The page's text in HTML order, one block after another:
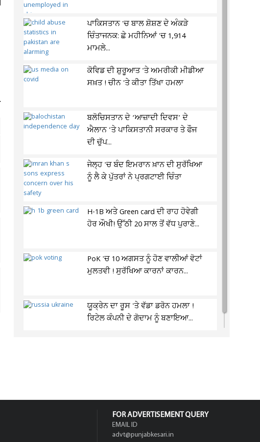
ਪਾਕਿਸਤਾਨ 'ਚ ਬਾਲ ਸ਼ੋਸ਼ਣ ਦੇ ਅੰਕੜੇ
ਚਿੰਤਾਜਨਕ: ਛੇ ਮਹੀਨਿਆਂ 'ਚ 1,914
ਮਾਮਲੇ...
ਕੋਵਿਡ ਦੀ ਸ਼ੁਰੂਆਤ 'ਤੇ ਅਮਰੀਕੀ ਮੀਡੀਆ
ਸਖ਼ਤ ! ਚੀਨ 'ਤੇ ਕੀਤਾ ਤਿੱਖਾ ਹਮਲਾ
ਬਲੋਚਿਸਤਾਨ ਦੇ ‘ਆਜ਼ਾਦੀ ਦਿਵਸ’ ਦੇ
ਐਲਾਨ ’ਤੇ ਪਾਕਿਸਤਾਨੀ ਸਰਕਾਰ ਤੇ ਫੌਜ
ਦੀ ਚੁੱਪ...
ਜੇਲ੍ਹ 'ਚ ਬੰਦ ਇਮਰਾਨ ਖ਼ਾਨ ਦੀ ਸੁਰੱਖਿਆ
ਨੂੰ ਲੈ ਕੇ ਪੁੱਤਰਾਂ ਨੇ ਪ੍ਰਗਟਾਈ ਚਿੰਤਾ
H-1B ਅਤੇ Green card ਦੀ ਰਾਹ ਹੋਵੇਗੀ
ਹੋਰ ਔਖੀ! ਉੱਠੀ 20 ਸਾਲ ਤੋਂ ਵੱਧ ਪੁਰਾਣੇ...
PoK 'ਚ 10 ਅਗਸਤ ਨੂੰ ਹੋਣ ਵਾਲੀਆਂ ਵੋਟਾਂ
ਮੁਲਤਵੀ ! ਸੁਰੱਖਿਆ ਕਾਰਨਾਂ ਕਾਰਨ...
ਯੂਕ੍ਰੇਨ ਦਾ ਰੂਸ 'ਤੇ ਵੱਡਾ ਡਰੋਨ ਹਮਲਾ !
ਰਿਟੇਲ ਕੰਪਨੀ ਦੇ ਗੋਦਾਮ ਨੂੰ ਬਣਾਇਆ...
FOR ADVERTISEMENT QUERY
EMAIL ID
advt@punjabkesari.in